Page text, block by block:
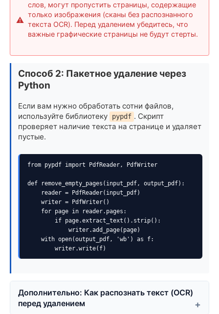
слов, могут пропустить страницы, содержащие
только изображения (сканы без распознанного
текста OCR). Перед удалением убедитесь, что
важные графические страницы не будут стерты.
Способ 2: Пакетное удаление через
Python
Если вам нужно обработать сотни файлов,
используйте библиотеку
pypdf . Скрипт
проверяет наличие текста на странице и удаляет
пустые.
from pypdf import PdfReader, PdfWriter
def remove_empty_pages(input_pdf, output_pdf):
    reader = PdfReader(input_pdf)
    writer = PdfWriter()
    for page in reader.pages:
        if page.extract_text().strip():
            writer.add_page(page)
    with open(output_pdf, 'wb') as f:
        writer.write(f)
Дополнительно: Как распознать текст (OCR)
перед удалением